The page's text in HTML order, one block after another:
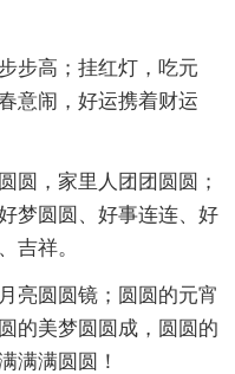
步高；挂红灯，吃元
意闹，好运携着财运
圆，家里人团团圆圆；
梦圆圆、好事连连、好
吉祥。
亮圆圆镜；圆圆的元宵
的美梦圆圆成，圆圆的
满满圆圆！